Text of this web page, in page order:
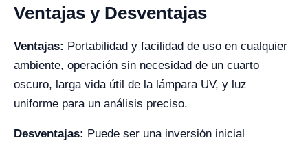
Ventajas y Desventajas
Ventajas: Portabilidad y facilidad de uso en cualquier
ambiente, operación sin necesidad de un cuarto
oscuro, larga vida útil de la lámpara UV, y luz
uniforme para un análisis preciso.
Desventajas: Puede ser una inversión inicial